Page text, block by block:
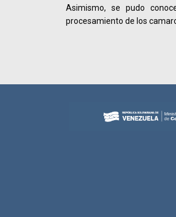
Asimismo, se pudo
procesamiento de los